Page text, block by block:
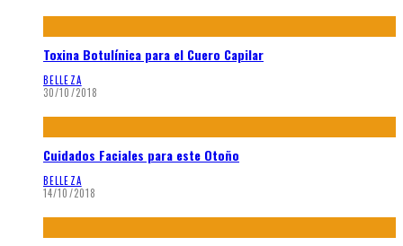
Toxina Botulínica para el Cuero Capilar
BELLEZA
30/10/2018
Cuidados Faciales para este Otoño
BELLEZA
14/10/2018